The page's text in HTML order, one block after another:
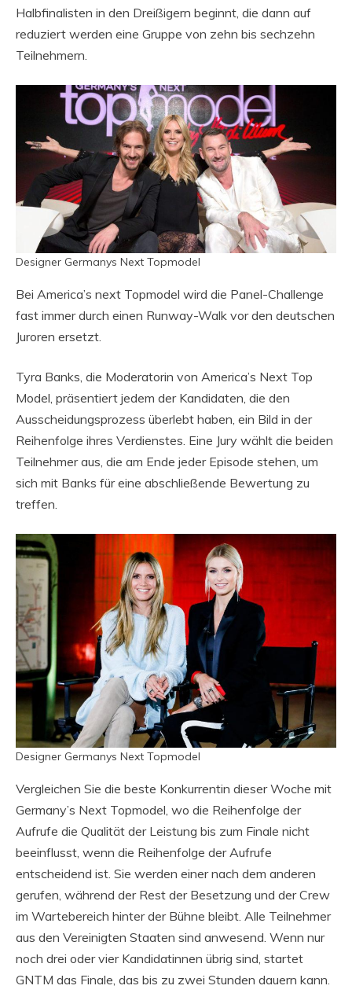
Halbfinalisten in den Dreißigern beginnt, die dann auf
reduziert werden eine Gruppe von zehn bis sechzehn
Teilnehmern.
Designer Germanys Next Topmodel
Bei America’s next Topmodel wird die Panel-Challenge
fast immer durch einen Runway-Walk vor den deutschen
Juroren ersetzt.
Tyra Banks, die Moderatorin von America’s Next Top
Model, präsentiert jedem der Kandidaten, die den
Ausscheidungsprozess überlebt haben, ein Bild in der
Reihenfolge ihres Verdienstes. Eine Jury wählt die beiden
Teilnehmer aus, die am Ende jeder Episode stehen, um
sich mit Banks für eine abschließende Bewertung zu
treffen.
Designer Germanys Next Topmodel
Vergleichen Sie die beste Konkurrentin dieser Woche mit
Germany’s Next Topmodel, wo die Reihenfolge der
Aufrufe die Qualität der Leistung bis zum Finale nicht
beeinflusst, wenn die Reihenfolge der Aufrufe
entscheidend ist. Sie werden einer nach dem anderen
gerufen, während der Rest der Besetzung und der Crew
im Wartebereich hinter der Bühne bleibt. Alle Teilnehmer
aus den Vereinigten Staaten sind anwesend. Wenn nur
noch drei oder vier Kandidatinnen übrig sind, startet
GNTM das Finale, das bis zu zwei Stunden dauern kann.